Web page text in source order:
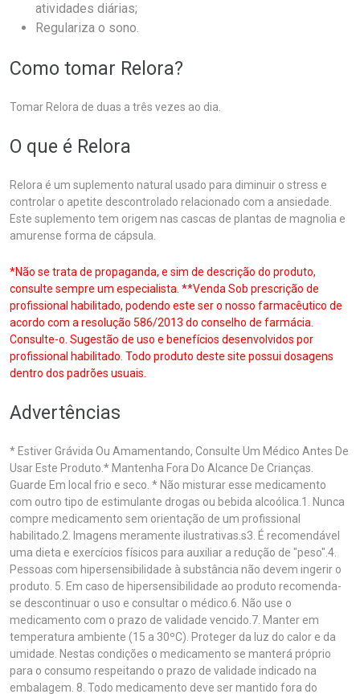
atividades diárias;
Regulariza o sono.
Como tomar Relora?
Tomar Relora de duas a três vezes ao dia.
O que é Relora
Relora é um suplemento natural usado para diminuir o stress e
controlar o apetite descontrolado relacionado com a ansiedade.
Este suplemento tem origem nas cascas de plantas de magnolia e
amurense forma de cápsula.
*Não se trata de propaganda, e sim de descrição do produto,
consulte sempre um especialista. **Venda Sob prescrição de
profissional habilitado, podendo este ser o nosso farmacêutico de
acordo com a resolução 586/2013 do conselho de farmácia.
Consulte-o. Sugestão de uso e benefícios desenvolvidos por
profissional habilitado. Todo produto deste site possui dosagens
dentro dos padrões usuais.
Advertências
* Estiver Grávida Ou Amamentando, Consulte Um Médico Antes De
Usar Este Produto.* Mantenha Fora Do Alcance De Crianças.
Guarde Em local frio e seco. * Não misturar esse medicamento
com outro tipo de estimulante drogas ou bebida alcoólica.1. Nunca
compre medicamento sem orientação de um profissional
habilitado.2. Imagens meramente ilustrativas.s3. É recomendável
uma dieta e exercícios físicos para auxiliar a redução de "peso".4.
Pessoas com hipersensibilidade à substância não devem ingerir o
produto. 5. Em caso de hipersensibilidade ao produto recomenda-
se descontinuar o uso e consultar o médico.6. Não use o
medicamento com o prazo de validade vencido.7. Manter em
temperatura ambiente (15 a 30ºC). Proteger da luz do calor e da
umidade. Nestas condições o medicamento se manterá próprio
para o consumo respeitando o prazo de validade indicado na
embalagem. 8. Todo medicamento deve ser mantido fora do